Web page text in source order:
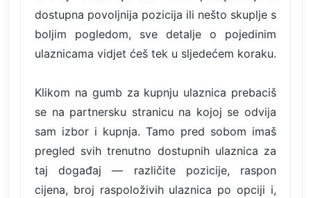
dostupna povoljnija pozicija ili nešto skuplje s
boljim pogledom, sve detalje o pojedinim
ulaznicama vidjet ćeš tek u sljedećem koraku.
Klikom na gumb za kupnju ulaznica prebaciš
se na partnersku stranicu na kojoj se odvija
sam izbor i kupnja. Tamo pred sobom imaš
pregled svih trenutno dostupnih ulaznica za
taj događaj — različite pozicije, raspon
cijena, broj raspoloživih ulaznica po opciji i,